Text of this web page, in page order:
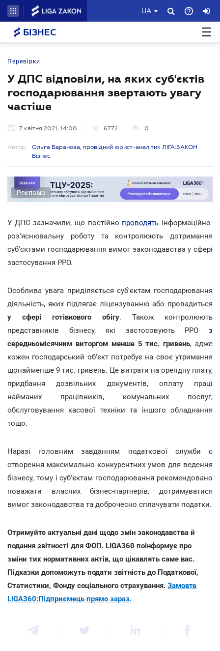
UA
БІЗНЕС
Перевірки
У ДПС відповіли, на яких суб'єктів
господарювання звертають увагу
частіше
7 квітня 2021, 14:00 6772 0
Автор:
Ольга Баранова, провідний юрист-аналітик ЛІГА:ЗАКОН
Бізнес
Реклама
У ДПС зазначили, що постійно проводять інформаційно-
роз'яснювальну роботу та контролюють дотримання
суб'єктами господарювання вимог законодавства у сфері
застосування РРО.
Особлива увага приділяється суб'єктам господарювання
діяльність, яких підлягає ліцензуванню або провадиться
у сфері готівкового обігу. Також контролюють
представників бізнесу, які застосовують РРО з
середньомісячним виторгом менше 5 тис. гривень, адже
кожен господарський об'єкт потребує на своє утримання
щонайменше 9 тис. гривень. Це витрати на орендну плату,
придбання дозвільних документів, оплату праці
найманих працівників, комунальних послуг,
обслуговування касової техніки та іншого обладнання
тощо.
Наразі головним завданням податкової служби є
створення максимально конкурентних умов для ведення
бізнесу, тому і суб'єктам господарювання рекомендовано
поважати власних бізнес-партнерів, дотримуватися
вимог законодавства та доброчесно сплачувати податки.
Отримуйте актуальні дані щодо змін законодавства й
подання звітності для ФОП. LIGA360 поінформує про
зміни тих нормативних актів, що цікавлять саме вас.
Підказки допоможуть подати звітність до Податкової,
Статистики, Фонду соціального страхування. Замовте
LIGA360:Підприємець прямо зараз.